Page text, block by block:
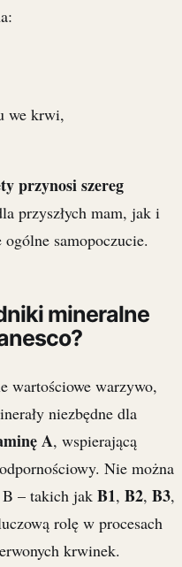
we krwi,
przynosi szereg
przyszłych mam, jak i
samopoczucie.
mineralne
wartościowe warzywo,
niezbędne dla
A, wspierającą
Nie można
– takich jak B1, B2, B3,
rolę w procesach
krwinek.